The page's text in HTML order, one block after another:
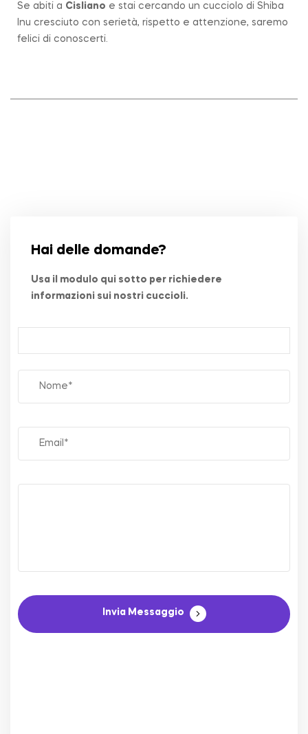
Se abiti a Cisliano e stai cercando un cucciolo di Shiba
Inu cresciuto con serietà, rispetto e attenzione, saremo
felici di conoscerti.
Hai delle domande?
Usa il modulo qui sotto per richiedere
informazioni sui nostri cuccioli.
Invia Messaggio